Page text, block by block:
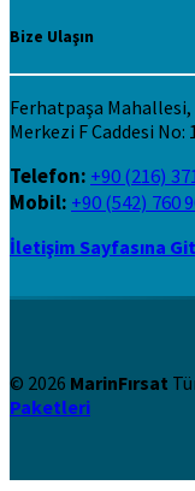
Bize Ulaşın
Ferhatpaşa Mahallesi,
Merkezi F Caddesi
Telefon: +90 (216)
Mobil: +90 (542) 760
İletişim Sayfasına
© 2026 MarinFırsat
Paketleri